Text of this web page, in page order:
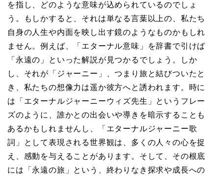
を指し、どのような意味が込められているのでしょ
う。もしかすると、それは単なる言葉以上の、私たち
自身の人生や内面を映し出す鏡のようなものかもしれ
ません。例えば、「エターナル意味」を辞書で引けば
「永遠の」といった解説が見つかるでしょう。しか
し、それが「ジャーニー」、つまり旅と結びついたと
き、私たちの想像力は遥か彼方へと誘われます。時に
は「エターナルジャーニーウィズ先生」というフレー
ズのように、誰かとの出会いや導きを暗示することも
あるかもしれませんし、「エターナルジャーニー歌
詞」として表現される世界観は、多くの人々の心を捉
え、感動を与えることがあります。そして、その根底
には「永遠の旅」という、終わりなき探求や成長への